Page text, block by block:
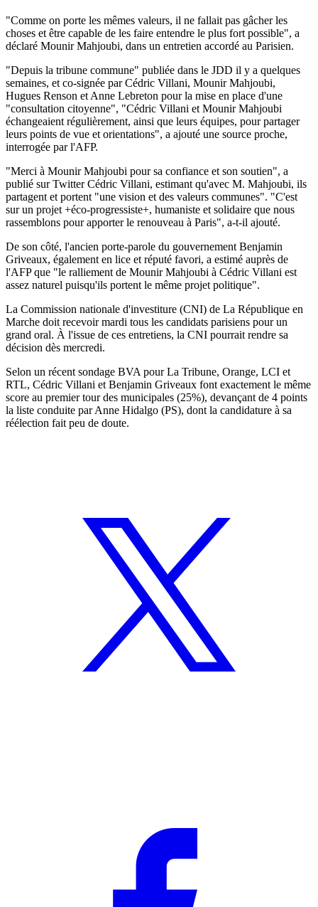
"Comme on porte les mêmes valeurs, il ne fallait pas gâcher les
choses et être capable de les faire entendre le plus fort possible", a
déclaré Mounir Mahjoubi, dans un entretien accordé au Parisien.
"Depuis la tribune commune" publiée dans le JDD il y a quelques
semaines, et co-signée par Cédric Villani, Mounir Mahjoubi,
Hugues Renson et Anne Lebreton pour la mise en place d'une
"consultation citoyenne", "Cédric Villani et Mounir Mahjoubi
échangeaient régulièrement, ainsi que leurs équipes, pour partager
leurs points de vue et orientations", a ajouté une source proche,
interrogée par l'AFP.
"Merci à Mounir Mahjoubi pour sa confiance et son soutien", a
publié sur Twitter Cédric Villani, estimant qu'avec M. Mahjoubi, ils
partagent et portent "une vision et des valeurs communes". "C'est
sur un projet +éco-progressiste+, humaniste et solidaire que nous
rassemblons pour apporter le renouveau à Paris", a-t-il ajouté.
De son côté, l'ancien porte-parole du gouvernement Benjamin
Griveaux, également en lice et réputé favori, a estimé auprès de
l'AFP que "le ralliement de Mounir Mahjoubi à Cédric Villani est
assez naturel puisqu'ils portent le même projet politique".
La Commission nationale d'investiture (CNI) de La République en
Marche doit recevoir mardi tous les candidats parisiens pour un
grand oral. À l'issue de ces entretiens, la CNI pourrait rendre sa
décision dès mercredi.
Selon un récent sondage BVA pour La Tribune, Orange, LCI et
RTL, Cédric Villani et Benjamin Griveaux font exactement le même
score au premier tour des municipales (25%), devançant de 4 points
la liste conduite par Anne Hidalgo (PS), dont la candidature à sa
réélection fait peu de doute.